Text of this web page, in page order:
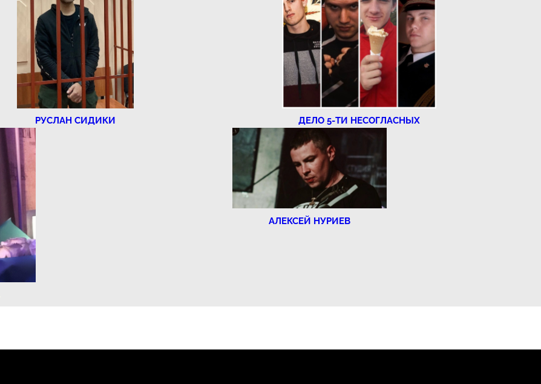
РУСЛАН СИДИКИ ДЕЛО 5-ТИ НЕСОГЛАСНЫХ
АЛЕКСЕЙ НУРИЕВ